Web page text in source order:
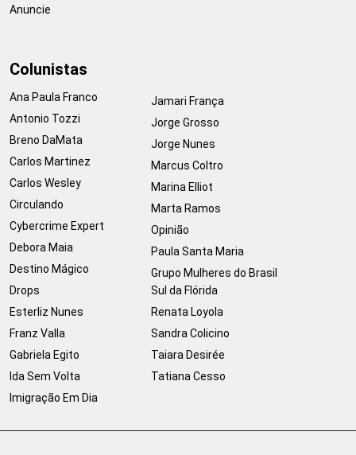
Anuncie
Colunistas
Ana Paula Franco
Antonio Tozzi
Breno DaMata
Carlos Martinez
Carlos Wesley
Circulando
Cybercrime Expert
Debora Maia
Destino Mágico
Drops
Esterliz Nunes
Franz Valla
Gabriela Egito
Ida Sem Volta
Imigração Em Dia
Jamari França
Jorge Grosso
Jorge Nunes
Marcus Coltro
Marina Elliot
Marta Ramos
Opinião
Paula Santa Maria
Grupo Mulheres do Brasil
Sul da Flórida
Renata Loyola
Sandra Colicino
Taiara Desirée
Tatiana Cesso